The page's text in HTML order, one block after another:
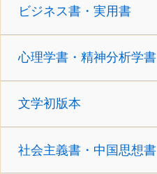
ビジネス書・実用書
心理学書・精神分析学書
文学初版本
社会主義書・中国思想書